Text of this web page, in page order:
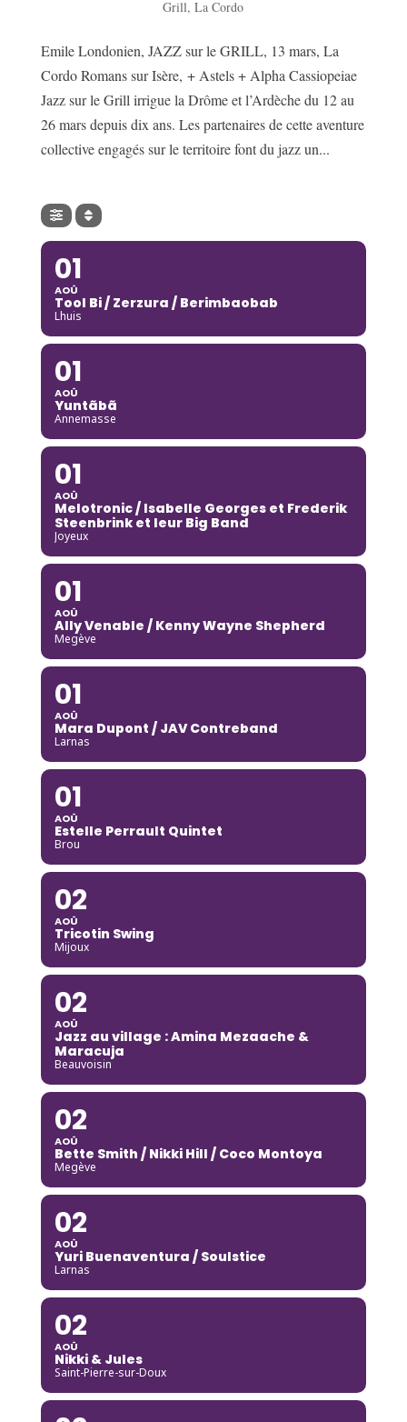
Grill,La Cordo
Emile Londonien, JAZZ sur le GRILL, 13 mars, La
Cordo Romans sur Isère, + Astels + Alpha Cassiopeiae
Jazz sur le Grill irrigue la Drôme et l’Ardèche du 12 au
26 mars depuis dix ans. Les partenaires de cette aventure
collective engagés sur le territoire font du jazz un...
01
AOÛ
Tool Bi / Zerzura / Berimbaobab
Lhuis
01
AOÛ
Yuntãbã
Annemasse
01
AOÛ
Melotronic / Isabelle Georges et Frederik
Steenbrink et leur Big Band
Joyeux
01
AOÛ
Ally Venable / Kenny Wayne Shepherd
Megève
01
AOÛ
Mara Dupont / JAV Contreband
Larnas
01
AOÛ
Estelle Perrault Quintet
Brou
02
AOÛ
Tricotin Swing
Mijoux
02
AOÛ
Jazz au village : Amina Mezaache &
Maracuja
Beauvoisin
02
AOÛ
Bette Smith / Nikki Hill / Coco Montoya
Megève
02
AOÛ
Yuri Buenaventura / Soulstice
Larnas
02
AOÛ
Nikki & Jules
Saint-Pierre-sur-Doux